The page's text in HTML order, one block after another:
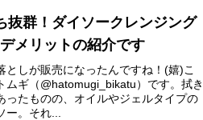
抜群！ダイソークレンジング
メリットの紹介です
しが販売になったんですね！(嬉)こ
ムギ（@hatomugi_bikatu）です。拭き
ったものの、オイルやジェルタイプの
。それ...